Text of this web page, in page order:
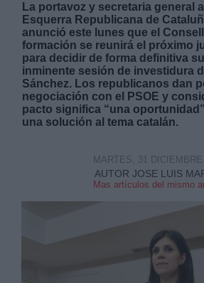
La portavoz y secretaria general
Esquerra Republicana de
anunció este lunes que el
formación se reunirá el próximo
para decidir de forma definitiva
inminente sesión de investidura
Sánchez. Los republicanos dan
negociación con el PSOE y
pacto significa “una
una solución al tema catalán.
AUTOR JOSE LUIS
Mas artículos del mismo
MARTES, 31 DICIEMBRE
Derechos:
link
Información adicional